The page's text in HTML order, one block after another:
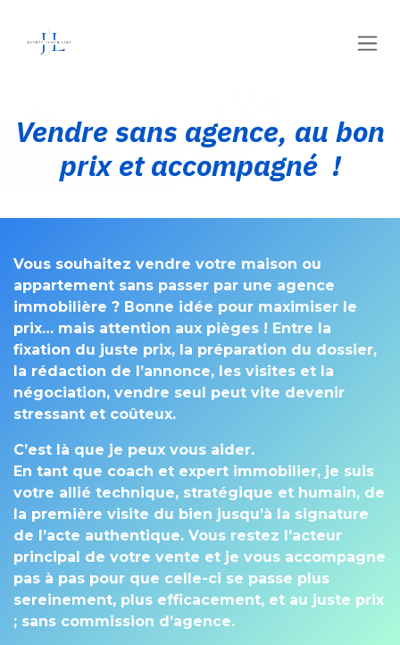
Vendre sans agence, au bon
prix et accompagné !
Vous souhaitez vendre votre maison ou
appartement sans passer par une agence
immobilière ? Bonne idée pour maximiser le
prix… mais attention aux pièges ! Entre la
fixation du juste prix, la préparation du dossier,
la rédaction de l’annonce, les visites et la
négociation, vendre seul peut vite devenir
stressant et coûteux.
C’est là que je peux vous aider.
En tant que coach et expert immobilier, je suis
votre allié technique, stratégique et humain, de
la première visite du bien jusqu’à la signature
de l’acte authentique. Vous restez l'acteur
principal de votre vente et je vous accompagne
pas à pas pour que celle-ci se passe plus
sereinement, plus efficacement, et au juste prix
; sans commission d’agence.